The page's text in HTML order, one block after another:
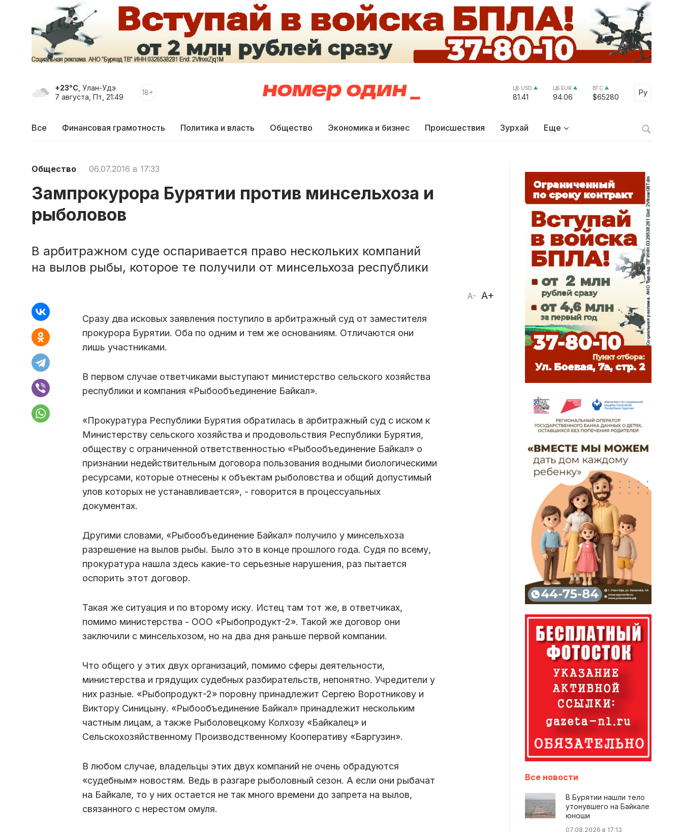
+23°C , Улан-Удэ
7 августа, Пт, 21:49
18+ ЦБ USD
81.41
ЦБ EUR
94.06
BTC
$65280
Ру
Select
Все Финансовая грамотность Политика и власть Общество Экономика и бизнес Происшествия Зурхай Еще
Общество 06.07.2016 в 17:33
Зампрокурора Бурятии против минсельхоза и
рыболовов
В арбитражном суде оспаривается право нескольких компаний
на вылов рыбы, которое те получили от минсельхоза республики
A- A+
Сразу два исковых заявления поступило в арбитражный суд от заместителя
прокурора Бурятии. Оба по одним и тем же основаниям. Отличаются они
лишь участниками.
В первом случае ответчиками выступают министерство сельского хозяйства
республики и компания «Рыбообъединение Байкал».
«Прокуратура Республики Бурятия обратилась в арбитражный суд с иском к
Министерству сельского хозяйства и продовольствия Республики Бурятия,
обществу с ограниченной ответственностью «Рыбообъединение Байкал» о
признании недействительным договора пользования водными биологическими
ресурсами, которые отнесены к объектам рыболовства и общий допустимый
улов которых не устанавливается», - говорится в процессуальных
документах.
Другими словами, «Рыбообъединение Байкал» получило у минсельхоза
разрешение на вылов рыбы. Было это в конце прошлого года. Судя по всему,
прокуратура нашла здесь какие-то серьезные нарушения, раз пытается
оспорить этот договор.
Такая же ситуация и по второму иску. Истец там тот же, в ответчиках,
помимо министерства - ООО «Рыбопродукт-2». Такой же договор они
заключили с минсельхозом, но на два дня раньше первой компании.
Что общего у этих двух организаций, помимо сферы деятельности,
министерства и грядущих судебных разбирательств, непонятно. Учредители у
них разные. «Рыбопродукт-2» поровну принадлежит Сергею Воротникову и
Виктору Синицыну. «Рыбообъединение Байкал» принадлежит нескольким
частным лицам, а также Рыболовецкому Колхозу «Байкалец» и
Сельскохозяйственному Производственному Кооперативу «Баргузин».
В любом случае, владельцы этих двух компаний не очень обрадуются
«судебным» новостям. Ведь в разгаре рыболовный сезон. А если они рыбачат
на Байкале, то у них остается не так много времени до запрета на вылов,
связанного с нерестом омуля.
Все новости
В Бурятии нашли тело
утонувшего на Байкале
юноши
07.08.2026 в 17:13